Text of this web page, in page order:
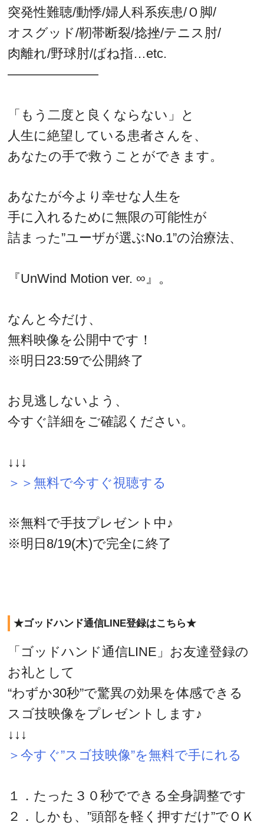
突発性難聴/動悸/婦人科系疾患/Ｏ脚/
オスグッド/靭帯断裂/捻挫/テニス肘/
肉離れ/野球肘/ばね指…etc.
———————
「もう二度と良くならない」と
人生に絶望している患者さんを、
あなたの手で救うことができます。
あなたが今より幸せな人生を
手に入れるために無限の可能性が
詰まった”ユーザが選ぶNo.1”の治療法、
『UnWind Motion ver. ∞』。
なんと今だけ、
無料映像を公開中です！
※明日23:59で公開終了
お見逃しないよう、
今すぐ詳細をご確認ください。
↓↓↓
＞＞無料で今すぐ視聴する
※無料で手技プレゼント中♪
※明日8/19(木)で完全に終了
★ゴッドハンド通信LINE登録はこちら★
「ゴッドハンド通信LINE」お友達登録の
お礼として
“わずか30秒”で驚異の効果を体感できる
スゴ技映像をプレゼントします♪
↓↓↓
＞今すぐ”スゴ技映像”を無料で手にれる
１．たった３０秒でできる全身調整です
２．しかも、”頭部を軽く押すだけ”でＯＫ